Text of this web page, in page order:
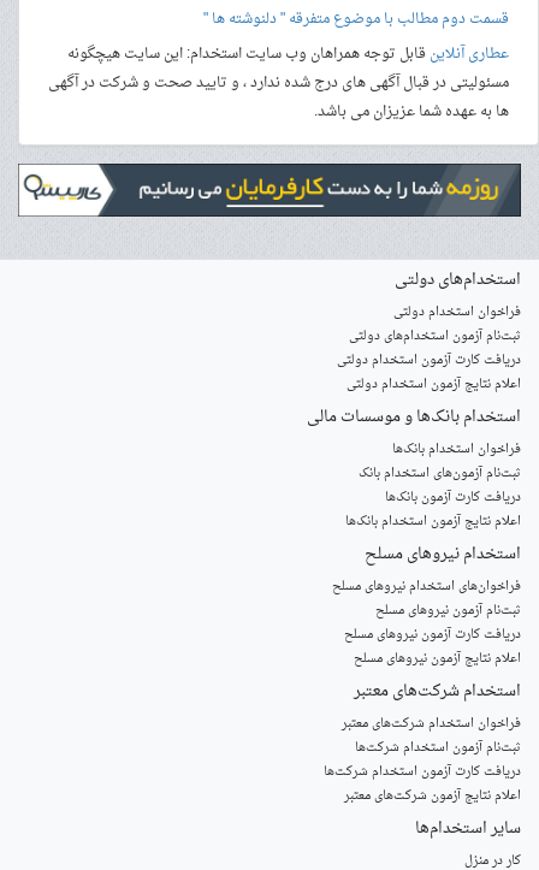
قسمت دوم مطالب با موضوع متفرقه " دلنوشته ها "
عطاری آنلاینقابل توجه همراهان وب سایت استخدام: این سایت هیچگونه
مسئولیتی در قبال آگهی های درج شده ندارد ، و تایید صحت و شرکت در آگهی
ها به عهده شما عزیزان می باشد.
استخدام‌های دولتی
فراخوان استخدام دولتی
ثبت‌نام آزمون‌ استخدام‌های دولتی
دریافت کارت آزمون استخدام دولتی
اعلام نتایج آزمون استخدام دولتی
استخدام‌ بانک‌ها و موسسات مالی
فراخوان استخدام بانک‌ها
‌ثبت‌نام آزمون‌های استخدام بانک
دریافت کارت آزمون بانک‌ها
اعلام نتایج آزمون استخدام بانک‌ها
استخدام‌ نیروهای مسلح
‌فراخوان‌های استخدام‌ نیروهای مسلح
ثبت‌نام آزمون نیروهای مسلح
دریافت کارت آزمون نیروهای مسلح
اعلام نتایج آزمون نیروهای مسلح
استخدام‌ شرکت‌های معتبر
فراخوان استخدام شرکت‌های معتبر
ثبت‌نام آزمون استخدام شرکت‌ها
دریافت کارت آزمون استخدام شرکت‌ها
اعلام نتایج آزمون شرکت‌های معتبر
سایر استخدام‌ها
کار در منزل